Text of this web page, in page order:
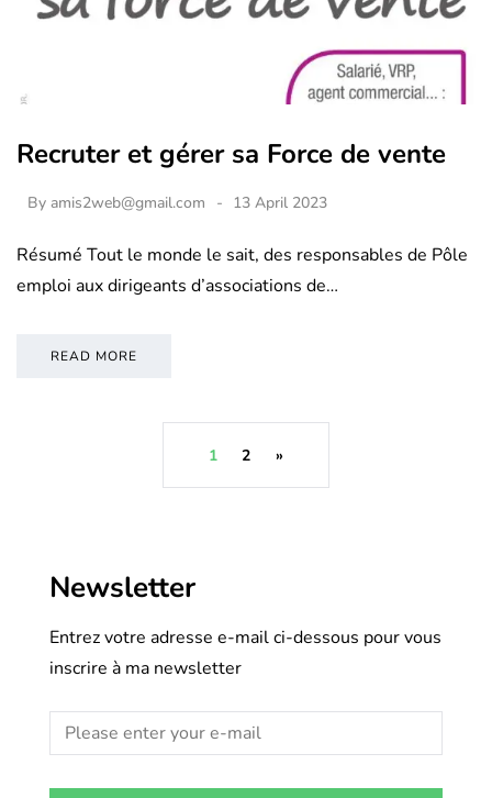
Recruter et gérer sa Force de vente
By amis2web@gmail.com 13 April 2023
Résumé Tout le monde le sait, des responsables de Pôle
emploi aux dirigeants d’associations de…
READ MORE
1 2 »
Newsletter
Entrez votre adresse e-mail ci-dessous pour vous
inscrire à ma newsletter